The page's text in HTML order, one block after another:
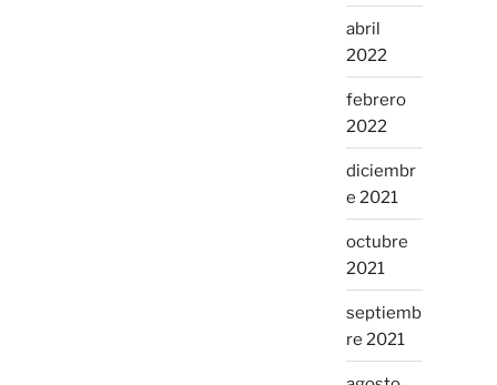
abril
2022
febrero
2022
diciembr
e 2021
octubre
2021
septiemb
re 2021